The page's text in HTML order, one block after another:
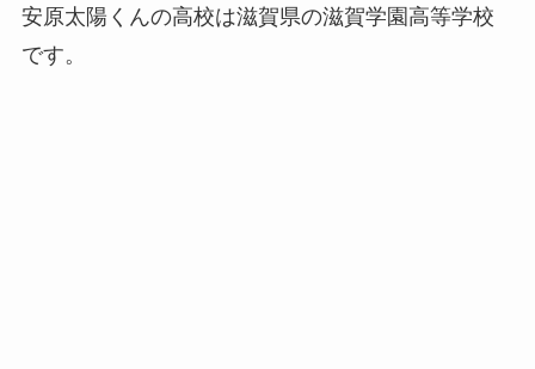
安原太陽くんの高校は滋賀県の滋賀学園高等学校
です。